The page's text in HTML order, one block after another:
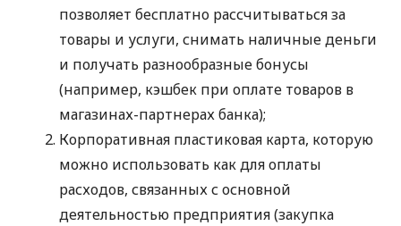
позволяет бесплатно рассчитываться за
товары и услуги, снимать наличные деньги
и получать разнообразные бонусы
(например, кэшбек при оплате товаров в
магазинах-партнерах банка);
Корпоративная пластиковая карта, которую
можно использовать как для оплаты
расходов, связанных с основной
деятельностью предприятия (закупка